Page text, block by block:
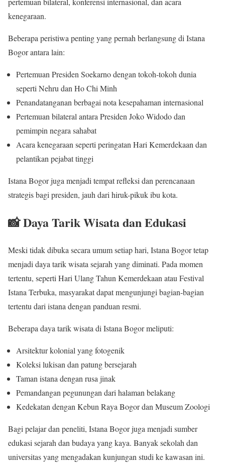
kenegaraan.
Beberapa peristiwa penting yang pernah berlangsung di Istana
Bogor antara lain:
Pertemuan Presiden Soekarno dengan tokoh-tokoh dunia
seperti Nehru dan Ho Chi Minh
Penandatanganan berbagai nota kesepahaman internasional
Pertemuan bilateral antara Presiden Joko Widodo dan
pemimpin negara sahabat
Acara kenegaraan seperti peringatan Hari Kemerdekaan dan
pelantikan pejabat tinggi
Istana Bogor juga menjadi tempat refleksi dan perencanaan
strategis bagi presiden, jauh dari hiruk-pikuk ibu kota.
📸 Daya Tarik Wisata dan Edukasi
Meski tidak dibuka secara umum setiap hari, Istana Bogor tetap
menjadi daya tarik wisata sejarah yang diminati. Pada momen
tertentu, seperti Hari Ulang Tahun Kemerdekaan atau Festival
Istana Terbuka, masyarakat dapat mengunjungi bagian-bagian
tertentu dari istana dengan panduan resmi.
Beberapa daya tarik wisata di Istana Bogor meliputi:
Arsitektur kolonial yang fotogenik
Koleksi lukisan dan patung bersejarah
Taman istana dengan rusa jinak
Pemandangan pegunungan dari halaman belakang
Kedekatan dengan Kebun Raya Bogor dan Museum Zoologi
Bagi pelajar dan peneliti, Istana Bogor juga menjadi sumber
edukasi sejarah dan budaya yang kaya. Banyak sekolah dan
universitas yang mengadakan kunjungan studi ke kawasan ini.